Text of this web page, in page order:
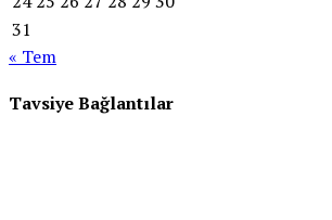
31
« Tem
Tavsiye Bağlantılar